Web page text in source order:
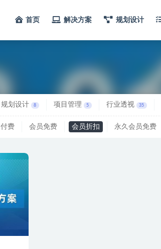
首页 解决方案 规划设计
规划设计 8 项目管理 5 行业透视 35
付费 会员免费 会员折扣 永久会员免费